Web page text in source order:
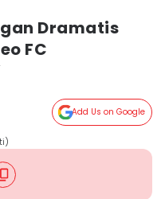
Dramatis
FC
Add Us on Google